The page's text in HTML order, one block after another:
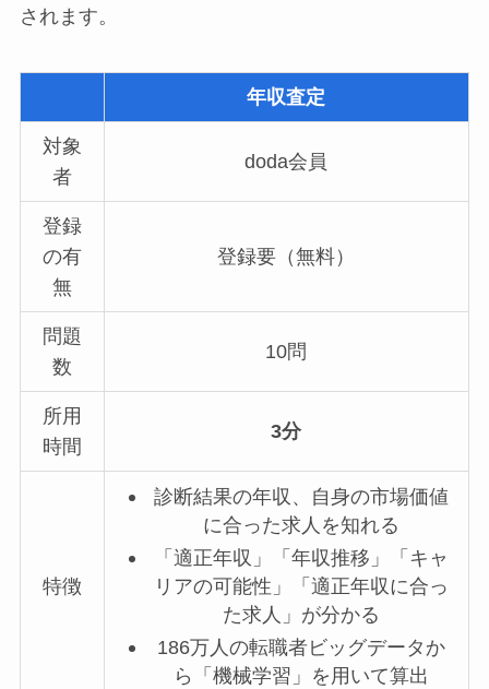
されます。
年収査定
対象
者
doda会員
登録
の有
無
登録要（無料）
問題
数
10問
所用
時間
3分
特徴
診断結果の年収、自身の市場価値
に合った求人を知れる
「適正年収」「年収推移」「キャ
リアの可能性」「適正年収に合っ
た求人」が分かる
186万人の転職者ビッグデータか
ら「機械学習」を用いて算出